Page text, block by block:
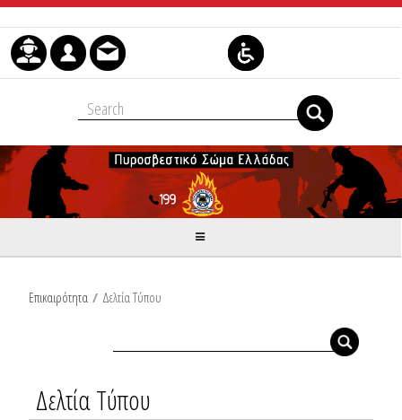
Μετάβαση στο περιεχόμενο
Επικαιρότητα / Δελτία Τύπου
Δελτία Τύπου